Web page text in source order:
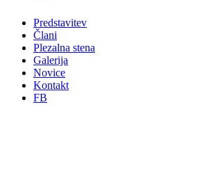
Predstavitev
Člani
Plezalna stena
Galerija
Novice
Kontakt
FB